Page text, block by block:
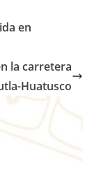
en
la carretera
Huatusco